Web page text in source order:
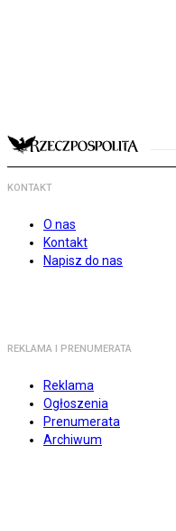
KONTAKT
O nas
Kontakt
Napisz do nas
REKLAMA I PRENUMERATA
Reklama
Ogłoszenia
Prenumerata
Archiwum